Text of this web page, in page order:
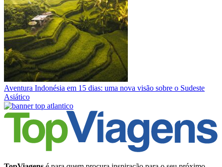
Aventura Indonésia em 15 dias: uma nova visão sobre o Sudeste
Asiático